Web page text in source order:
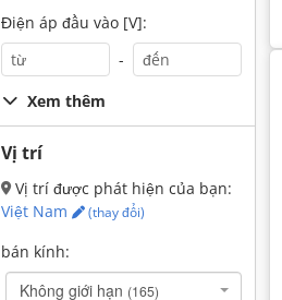
Điện áp đầu vào [V]:
-
Xem thêm
Vị trí
Vị trí được phát hiện của bạn:
Việt Nam
(thay đổi)
bán kính:
Không giới hạn (165)